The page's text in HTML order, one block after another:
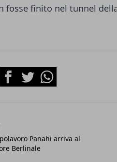
fosse finito nel tunnel
FacebookTwitterWhatsapp
Panahi arriva al
Berlinale